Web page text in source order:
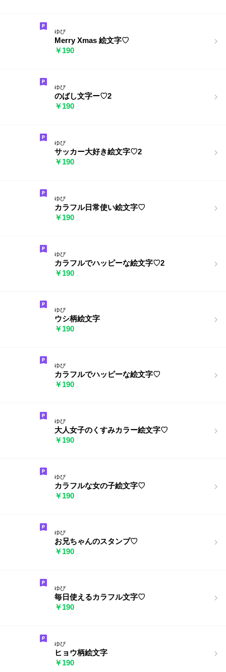
ゆぴ
Merry Xmas 絵文字♡
￥190
ゆぴ
のばし文字ー♡2
￥190
ゆぴ
サッカー大好き絵文字♡2
￥190
ゆぴ
カラフル日常使い絵文字♡
￥190
ゆぴ
カラフルでハッピーな絵文字♡2
￥190
ゆぴ
ウシ柄絵文字
￥190
ゆぴ
カラフルでハッピーな絵文字♡
￥190
ゆぴ
大人女子のくすみカラー絵文字♡
￥190
ゆぴ
カラフルな女の子絵文字♡
￥190
ゆぴ
お兄ちゃんのスタンプ♡
￥190
ゆぴ
毎日使えるカラフル文字♡
￥190
ゆぴ
ヒョウ柄絵文字
￥190